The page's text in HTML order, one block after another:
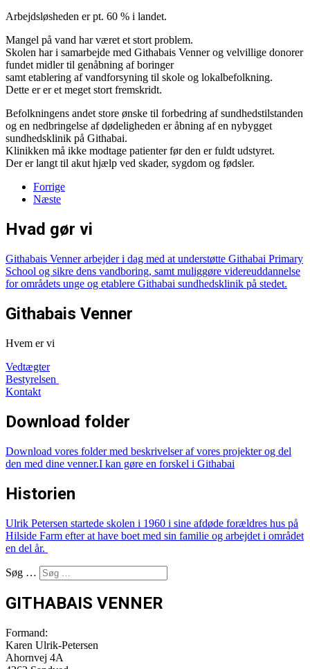
Arbejdsløsheden er pt. 60 % i landet.
Mangel på vand har været et stort problem.
Skolen har i samarbejde med Githabais Venner og velvillige donorer
fundet midler til genåbning af boringer
samt etablering af vandforsyning til skole og lokalbefolkning.
Dette er er et meget stort fremskridt.
Befolkningens andet store ønske til forbedring af sundhedstilstanden
og en nedbringelse af dødeligheden er åbning af en nybygget
sundhedsklinik på Githabai.
Klinikken må ikke modtage patienter før den er fuldt udstyret.
Der er langt til akut hjælp ved skader, sygdom og fødsler.
Forrige
Næste
Hvad gør vi
Githabais Venner arbejder i dag med at understøtte Githabai Primary
School og sikre dens vandboring, samt muliggøre videreuddannelse
for områdets unge og etablere Githabai sundhedsklinik på stedet.
Githabais Venner
Hvem er vi
Vedtægter
Bestyrelsen
Kontakt
Download folder
Download vores folder med beskrivelser af vores projekterog del
den med dine venner.I kan gøre en forskel i Githabai
Historien
Ulrik Petersen startede skolen i 1960 i sine afdøde forældres hus på
Hilside Farm efter at have boet med sin familie og arbejdet i området
en del år.
Søg …
GITHABAIS VENNER
Formand:
Karen Ulrik-Petersen
Ahornvej 4A